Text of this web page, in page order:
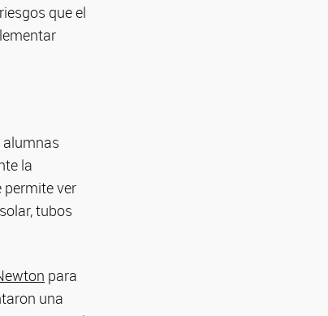
que el
alumnas
la
permite ver
tubos
para
una